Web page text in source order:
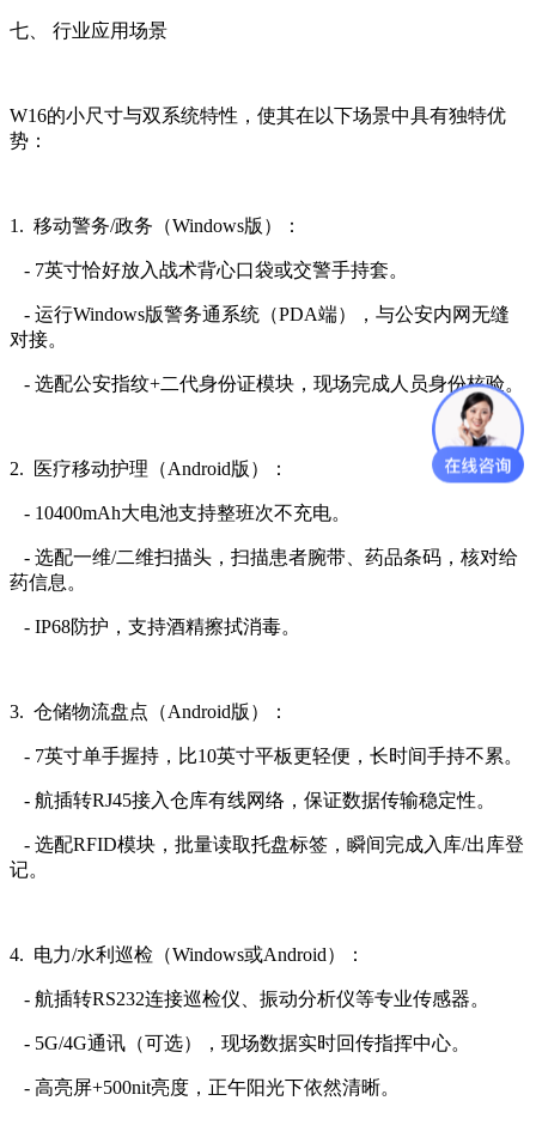
七、 行业应用场景
W16的小尺寸与双系统特性，使其在以下场景中具有独特优
势：
1. 移动警务/政务（Windows版）：
- 7英寸恰好放入战术背心口袋或交警手持套。
- 运行Windows版警务通系统（PDA端），与公安内网无缝
对接。
- 选配公安指纹+二代身份证模块，现场完成人员身份核验。
2. 医疗移动护理（Android版）：
- 10400mAh大电池支持整班次不充电。
- 选配一维/二维扫描头，扫描患者腕带、药品条码，核对给
药信息。
- IP68防护，支持酒精擦拭消毒。
3. 仓储物流盘点（Android版）：
- 7英寸单手握持，比10英寸平板更轻便，长时间手持不累。
- 航插转RJ45接入仓库有线网络，保证数据传输稳定性。
- 选配RFID模块，批量读取托盘标签，瞬间完成入库/出库登
记。
4. 电力/水利巡检（Windows或Android）：
- 航插转RS232连接巡检仪、振动分析仪等专业传感器。
- 5G/4G通讯（可选），现场数据实时回传指挥中心。
- 高亮屏+500nit亮度，正午阳光下依然清晰。